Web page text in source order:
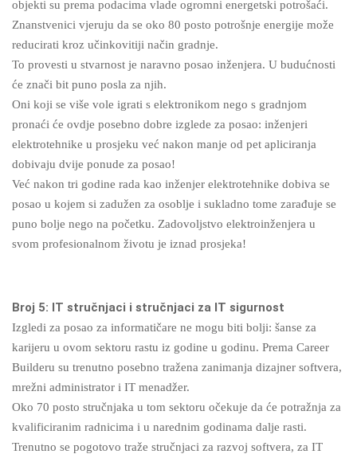
objekti su prema podacima vlade ogromni energetski potrošaći.
Znanstvenici vjeruju da se oko 80 posto potrošnje energije može
reducirati kroz učinkovitiji način gradnje.
To provesti u stvarnost je naravno posao inženjera. U budućnosti
će znači bit puno posla za njih.
Oni koji se više vole igrati s elektronikom nego s gradnjom
pronaći će ovdje posebno dobre izglede za posao: inženjeri
elektrotehnike u prosjeku već nakon manje od pet apliciranja
dobivaju dvije ponude za posao!
Već nakon tri godine rada kao inženjer elektrotehnike dobiva se
posao u kojem si zadužen za osoblje i sukladno tome zarađuje se
puno bolje nego na početku. Zadovoljstvo elektroinženjera u
svom profesionalnom životu je iznad prosjeka!
Broj 5: IT stručnjaci i stručnjaci za IT sigurnost
Izgledi za posao za informatičare ne mogu biti bolji: šanse za
karijeru u ovom sektoru rastu iz godine u godinu. Prema Career
Builderu su trenutno posebno tražena zanimanja dizajner softvera,
mrežni administrator i IT menadžer.
Oko 70 posto stručnjaka u tom sektoru očekuje da će potražnja za
kvalificiranim radnicima i u narednim godinama dalje rasti.
Trenutno se pogotovo traže stručnjaci za razvoj softvera, za IT